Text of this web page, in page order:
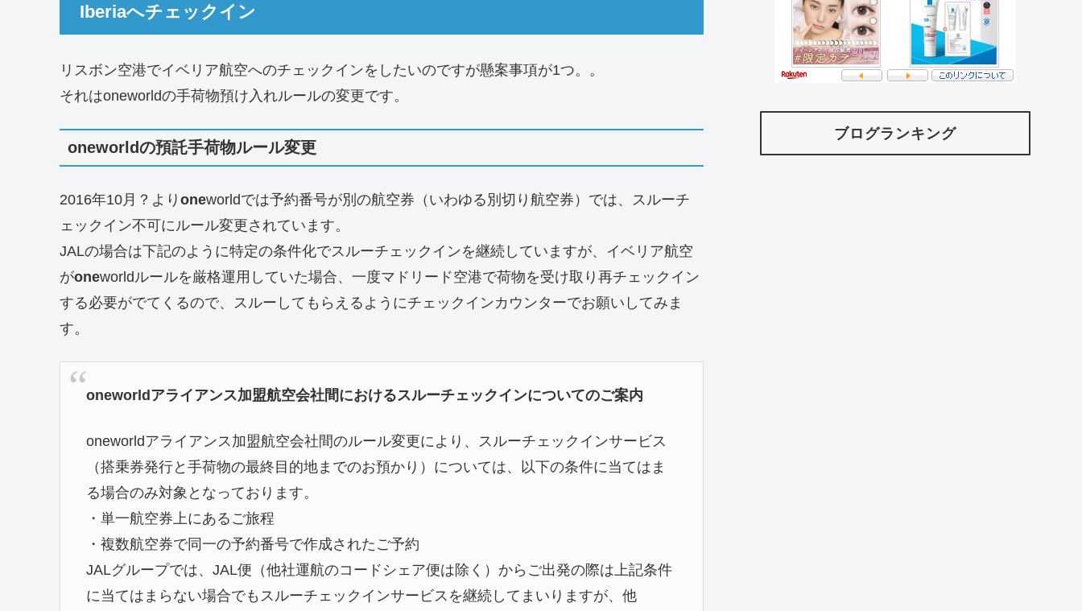
Iberiaへチェックイン
リスボン空港でイベリア航空へのチェックインをしたいのですが懸案事項が1つ。。
それはoneworldの手荷物預け入れルールの変更です。
oneworldの預託手荷物ルール変更
2016年10月？より oneworldでは予約番号が別の航空券（いわゆる別切り航空券）では、スルーチ
ェックイン不可にルール変更されています。
JALの場合は下記のように特定の条件化でスルーチェックインを継続していますが、イベリア航空
がoneworldルールを厳格運用していた場合、一度マドリード空港で荷物を受け取り再チェックイン
する必要がでてくるので、スルーしてもらえるようにチェックインカウンターでお願いしてみま
す。
oneworldアライアンス加盟航空会社間におけるスルーチェックインについてのご案内
oneworldアライアンス加盟航空会社間のルール変更により、スルーチェックインサービス
（搭乗券発行と手荷物の最終目的地までのお預かり）については、以下の条件に当てはま
る場合のみ対象となっております。
・単一航空券上にあるご旅程
・複数航空券で同一の予約番号で作成されたご予約
JALグループでは、JAL便（他社運航のコードシェア便は除く）からご出発の際は上記条件
に当てはまらない場合でもスルーチェックインサービスを継続してまいりますが、他
ブログランキング